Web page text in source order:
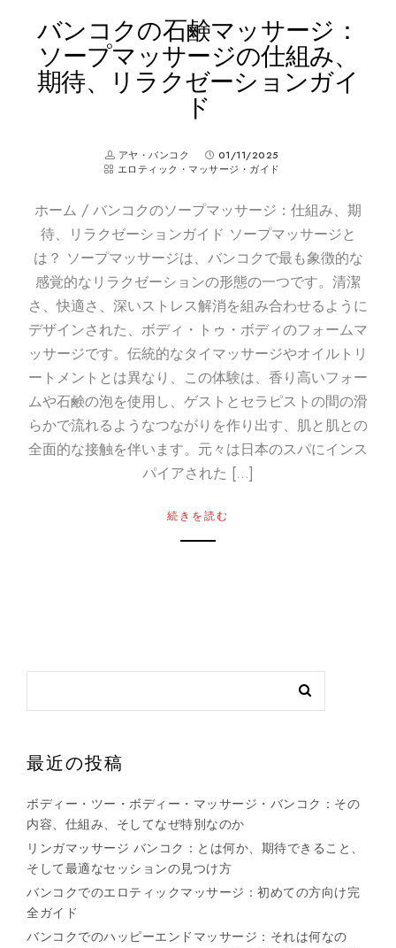
バンコクの石鹸マッサージ：
ソープマッサージの仕組み、
期待、リラクゼーションガイ
ド
アヤ・バンコク
01/11/2025
エロティック・マッサージ・ガイド
ホーム / バンコクのソープマッサージ：仕組み、期
待、リラクゼーションガイド ソープマッサージと
は？ ソープマッサージは、バンコクで最も象徴的な
感覚的なリラクゼーションの形態の一つです。清潔
さ、快適さ、深いストレス解消を組み合わせるように
デザインされた、ボディ・トゥ・ボディのフォームマ
ッサージです。伝統的なタイマッサージやオイルトリ
ートメントとは異なり、この体験は、香り高いフォー
ムや石鹸の泡を使用し、ゲストとセラピストの間の滑
らかで流れるようなつながりを作り出す、肌と肌との
全面的な接触を伴います。元々は日本のスパにインス
パイアされた […]
続きを読む
最近の投稿
ボディー・ツー・ボディー・マッサージ・バンコク：その
内容、仕組み、そしてなぜ特別なのか
リンガマッサージ バンコク：とは何か、期待できること、
そして最適なセッションの見つけ方
バンコクでのエロティックマッサージ：初めての方向け完
全ガイド
バンコクでのハッピーエンドマッサージ：それは何なの